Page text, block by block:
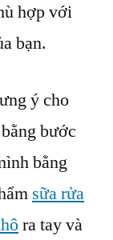
hợp với
bạn.
ý cho
bước
bằng
sữa rửa
ra tay và